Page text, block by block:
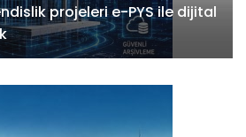
projeleri e-PYS ile dijital